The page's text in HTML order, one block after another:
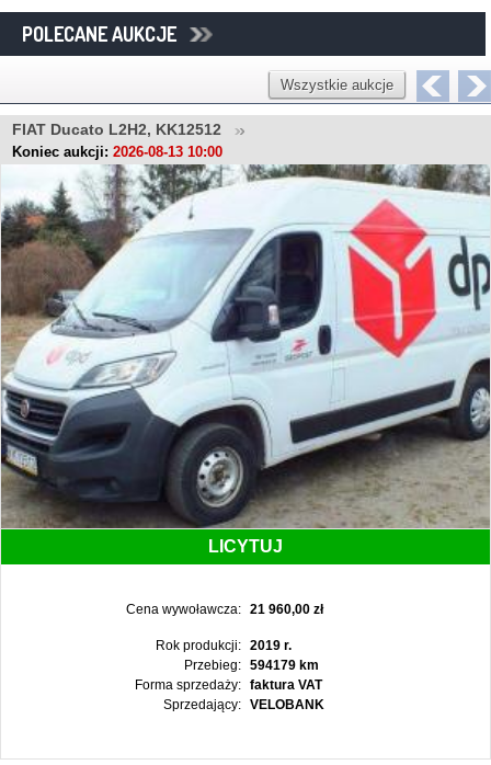
POLECANE AUKCJE
Wszystkie aukcje
FIAT Ducato L2H2, KK12512
Koniec aukcji: 2026-08-13 10:00
LICYTUJ
Cena wywoławcza: 21 960,00 zł
Rok produkcji:
2019 r.
Przebieg:
594179 km
Forma sprzedaży:
faktura VAT
Sprzedający:
VELOBANK